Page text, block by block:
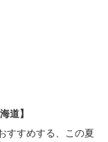
道】
すすめする、この夏